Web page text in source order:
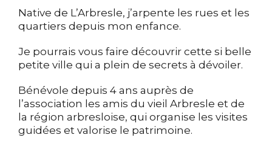
Native de L’Arbresle, j’arpente les rues et les
quartiers depuis mon enfance.
Je pourrais vous faire découvrir cette si belle
petite ville qui a plein de secrets à dévoiler.
Bénévole depuis 4 ans auprès de
l’association les amis du vieil Arbresle et de
la région arbresloise, qui organise les visites
guidées et valorise le patrimoine.